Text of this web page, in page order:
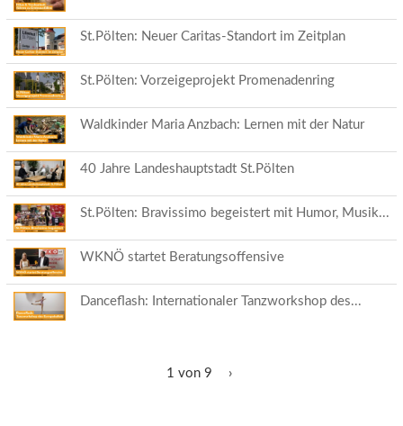
St.Pölten: Neuer Caritas-Standort im Zeitplan
St.Pölten: Vorzeigeprojekt Promenadenring
Waldkinder Maria Anzbach: Lernen mit der Natur
40 Jahre Landeshauptstadt St.Pölten
St.Pölten: Bravissimo begeistert mit Humor, Musik...
WKNÖ startet Beratungsoffensive
Danceflash: Internationaler Tanzworkshop des...
1 von 9 ›